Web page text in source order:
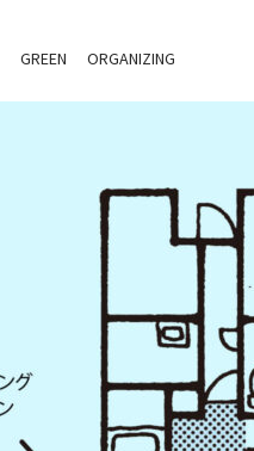
GREEN ORGANIZING